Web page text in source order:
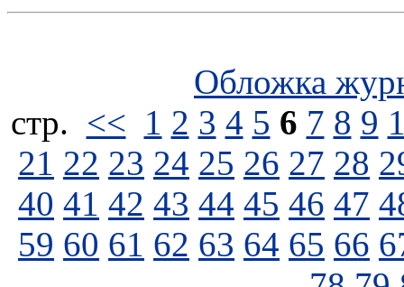
Обложка
стp. << 1 2 3 4 5 6 7 8 9
21 22 23 24 25 26 27 28
40 41 42 43 44 45 46 47
59 60 61 62 63 64 65 66